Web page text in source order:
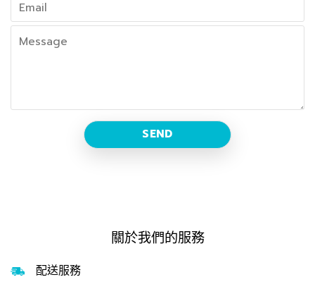
關於我們的服務
配送服務